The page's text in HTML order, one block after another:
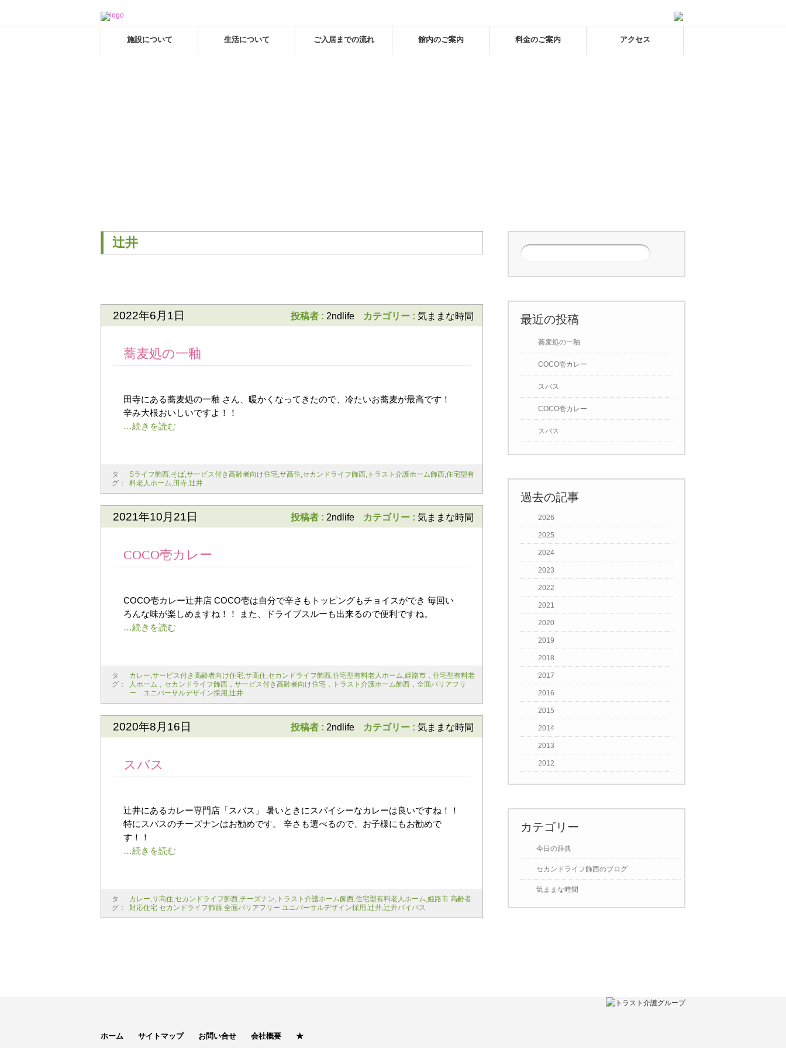
施設について 生活について ご入居までの流れ 館内のご案内 料金のご案内 アクセス
辻井
2022年6月1日 投稿者 : 2ndlife カテゴリー : 気ままな時間
蕎麦処の一釉
田寺にある蕎麦処の一釉 さん、暖かくなってきたので、冷たいお蕎麦が最高です！
辛み大根おいしいですよ！！
タ
グ：
Sライフ飾西,そば,サービス付き高齢者向け住宅,サ高住,セカンドライフ飾西, トラスト介護ホーム飾西,住宅型有
料老人ホーム,田寺,辻井
2021年10月21日 投稿者 : 2ndlife カテゴリー : 気ままな時間
COCO壱カレー
COCO壱カレー辻井店 COCO壱は自分で辛さもトッピングもチョイスができ 毎回い
ろんな味が楽しめますね！！ また、ドライブスルーも出来るので便利ですね。
タ
グ：
カレー,サービス付き高齢者向け住宅,サ高住,セカンドライフ飾西,住宅型有料老人ホーム,姫路市，住宅型有料老
人ホーム，セカンドライフ飾西，サービス付き高齢者向け住宅，トラスト介護ホーム飾西，全面バリアフリ
ー ユニバーサルデザイン採用 ,辻井
2020年8月16日 投稿者 : 2ndlife カテゴリー : 気ままな時間
スバス
辻井にあるカレー専門店「スバス」 暑いときにスパイシーなカレーは良いですね！！
特にスバスのチーズナンはお勧めです。 辛さも選べるので、お子様にもお勧めで
す！！
タ
グ：
カレー,サ高住,セカンドライフ飾西,チーズナン, トラスト介護ホーム飾西,住宅型有料老人ホーム,姫路市 高齢者
対応住宅 セカンドライフ飾西 全面バリアフリー ユニバーサルデザイン採用 ,辻井,辻井バイパス
最近の投稿
蕎麦処の一釉
COCO壱カレー
スバス
COCO壱カレー
スバス
過去の記事
2026
2025
2024
2023
2022
2021
2020
2019
2018
2017
2016
2015
2014
2013
2012
カテゴリー
今日の辞典
セカンドライフ飾西のブログ
気ままな時間
ホーム サイトマップ お問い合せ 会社概要 ★